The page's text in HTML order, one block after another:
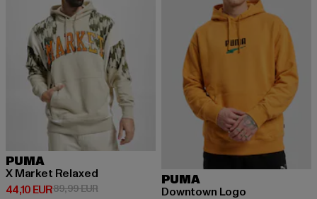
PUMA
X Market Relaxed
44,10 EUR
Derzeitiger Preis: 44,10 EUR
89,99 EURAktionspreis: 89,99 EUR
PUMA
Downtown Logo